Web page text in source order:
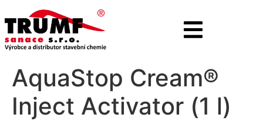
AquaStop Cream®
Inject Activator (1 l)